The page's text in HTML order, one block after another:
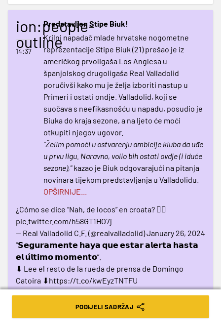
ion:people-
outline
14:37
Predstavljen Stipe Biuk!
Krilni napadač mlade hrvatske nogometne
reprezentacije Stipe Biuk (21) prešao je iz
američkog prvoligaša Los Anglesa u
španjolskog drugoligaša Real Valladolid
poručivši kako mu je želja izboriti nastup u
Primeri i ostati ondje. Valladolid, koji se
suočava s neefikasnošću u napadu, posudio je
Biuka do kraja sezone, a na ljeto će moći
otkupiti njegov ugovor.
"Želim pomoći u ostvarenju ambicije kluba da uđe
u prvu ligu. Naravno, volio bih ostati ovdje (i iduće
sezone),"kazao je Biuk odgovarajući na pitanja
novinara tijekom predstavljanja u Valladolidu.
OPŠIRNIJE...
¿Cómo se dice “Nah, de locos” en croata? 😮‍💨
pic.twitter.com/h58GT1HO7j
— Real Valladolid C.F. (@realvalladolid)January 26, 2024
“𝗦𝗲𝗴𝘂𝗿𝗮𝗺𝗲𝗻𝘁𝗲 𝗵𝗮𝘆𝗮 𝗾𝘂𝗲 𝗲𝘀𝘁𝗮𝗿 𝗮𝗹𝗲𝗿𝘁𝗮 𝗵𝗮𝘀𝘁𝗮
𝗲𝗹 𝘂́𝗹𝘁𝗶𝗺𝗼 𝗺𝗼𝗺𝗲𝗻𝘁𝗼”.
⬇ Lee el resto de la rueda de prensa de Domingo
Catoira ⬇https://t.co/kwEyzTNTFU
pic.twitter.com/Esgz08LPpM
— Real Valladolid C.F. (@realvalladolid)
“He visto la atmósfera, el estadio, la ciudad, me he
PODIJELI SADRŽAJ